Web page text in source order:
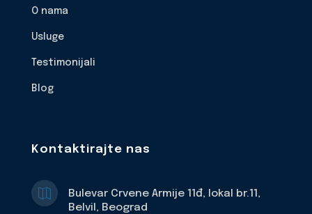
O nama
Usluge
Testimonijali
Blog
Kontaktirajte nas

Bulevar Crvene Armije 11đ, lokal br.11,
Belvil, Beograd